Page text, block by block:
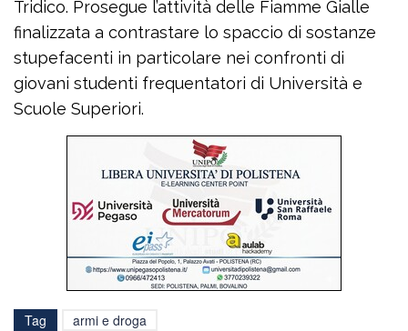
Tridico. Prosegue l’attività delle Fiamme Gialle
finalizzata a contrastare lo spaccio di sostanze
stupefacenti in particolare nei confronti di
giovani studenti frequentatori di Università e
Scuole Superiori.
Tag
armi e droga